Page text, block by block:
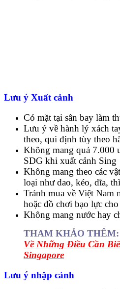
Lưu ý Xuất cảnh
Có mặt tại sân bay làm
Lưu ý về hành lý xách
theo, qui định tùy theo
Không mang quá 7.000
SDG khi xuất cảnh Sing
Không mang theo các
loại như dao, kéo, dĩa,
Tránh mua về Việt Nam
hoặc đồ chơi bạo lực cho
Không mang nước hay
THAM KHẢO THÊM:
Về Những Điều Cần
Singapore
Lưu ý nhập cảnh